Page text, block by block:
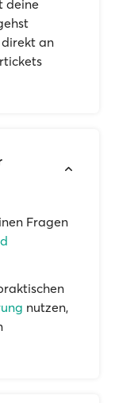
deine
direkt an
Fragen
nutzen,